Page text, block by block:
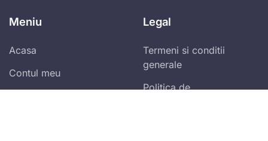
Meniu
Acasa
Contul meu
Legal
Termeni si conditii
generale
Politica de